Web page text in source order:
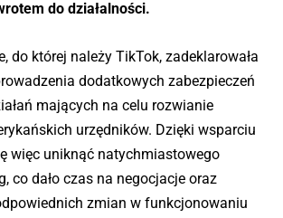
do działalności.
do której należy TikTok, zadeklarowała
dodatkowych zabezpieczeń
mających na celu rozwianie
urzędników. Dzięki wsparciu
więc uniknąć natychmiastowego
co dało czas na negocjacje oraz
zmian w funkcjonowaniu